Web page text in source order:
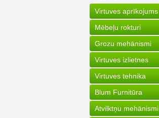
Virtuves aprīkojums
Mēbeļu rokturi
Grozu mehānismi
Virtuves izlietnes
Virtuves tehnika
Blum Furnitūra
Atvilktņu mehānismi